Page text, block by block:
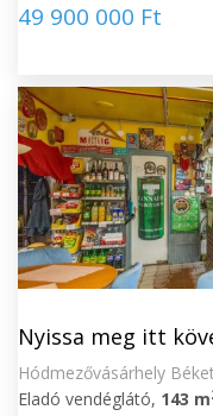
49 900 000 Ft
Nyissa meg itt
Hódmezővásárhely
Eladó vendéglátó, 143 m